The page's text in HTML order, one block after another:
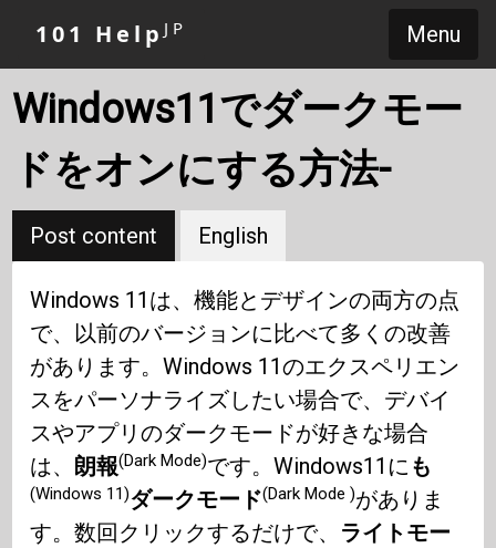
Menu
101 HelpJP
Windows11でダークモー
ドをオンにする方法-
Post content English
Windows 11は、機能とデザインの両方の点
で、以前のバージョンに比べて多くの改善
があります。Windows 11のエクスペリエン
スをパーソナライズしたい場合で、デバイ
スやアプリのダークモードが好きな場合
は、 朗報(Dark Mode)です。Windows11に も
(Windows 11)ダークモード(Dark Mode )がありま
す。数回クリックするだけで、 ライトモー